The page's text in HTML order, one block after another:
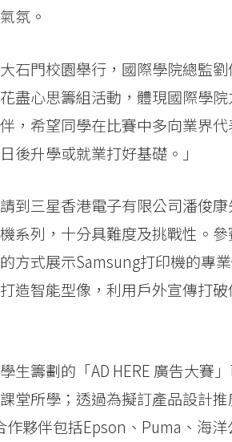
氛。
石門校園舉行，國際學院總監
盡心思籌組活動，體現國際學
，希望同學在比賽中多向業界
後升學或就業打好基礎。」
到三星香港電子有限公司潘俊
系列，十分具難度及挑戰性。
方式展示Samsung打印機的專
造智能型像，利用戶外宣傳打
生籌劃的「AD HERE 廣告大賽
堂所學；透過為擬訂產品設計
作夥伴包括Epson、Puma、海